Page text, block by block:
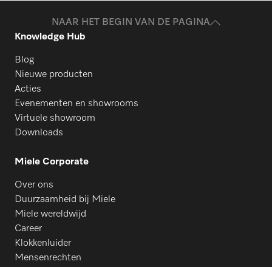
NAAR HET BEGIN VAN DE PAGINA
Knowledge Hub
Blog
Nieuwe producten
Acties
Evenementen en showrooms
Virtuele showroom
Downloads
Miele Corporate
Over ons
Duurzaamheid bij Miele
Miele wereldwijd
Career
Klokkenluider
Mensenrechten